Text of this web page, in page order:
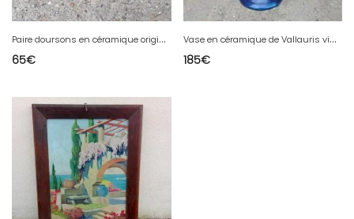
P
aire doursons en céramique original
65€
V
ase en céramique de Vallauris vintage
185€